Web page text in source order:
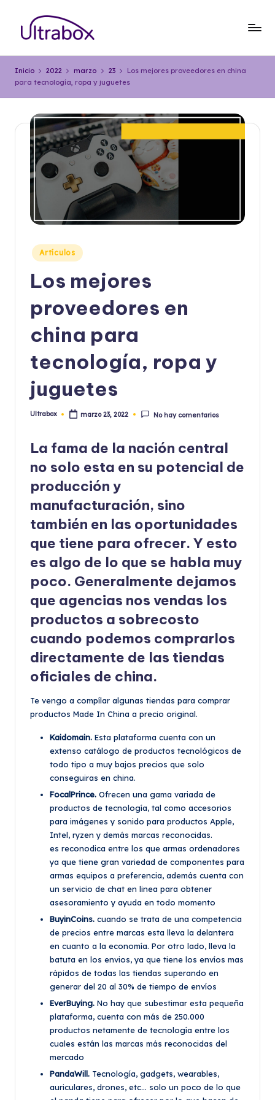
Saltar
contenido
l
o
U
lt
b
Inicio 2022 marzo 23
Los mejores proveedores en china
para tecnología, ropa y juguetes
Publicado
en
Artículos
Los mejores
proveedores en
china para
tecnología, ropa y
juguetes
Publicado
Ultrabox marzo 23, 2022 No hay comentarios
La fama de la nación central
no solo esta en su potencial de
producción y
manufacturación, sino
también en las oportunidades
que tiene para ofrecer. Y esto
es algo de lo que se habla muy
poco. Generalmente dejamos
que agencias nos vendas los
productos a sobrecosto
cuando podemos comprarlos
directamente de las tiendas
oficiales de china.
Te vengo a compílar algunas tiendas para comprar
productos Made In China a precio original.
Kaidomain. Esta plataforma cuenta con un
extenso catálogo de productos tecnológicos de
todo tipo a muy bajos precios que solo
conseguiras en china.
FocalPrince. Ofrecen una gama variada de
productos de tecnología, tal como accesorios
para imágenes y sonido para productos Apple,
Intel, ryzen y demás marcas reconocidas.
es reconodica entre los que armas ordenadores
ya que tiene gran variedad de componentes para
armas equipos a preferencia, además cuenta con
un servicio de chat en linea para obtener
asesoramiento y ayuda en todo momento
BuyinCoins. cuando se trata de una competencia
de precios entre marcas esta lleva la delantera
en cuanto a la economía. Por otro lado, lleva la
batuta en los envios, ya que tiene los envíos mas
rápidos de todas las tiendas superando en
generar del 20 al 30% de tiempo de envíos
EverBuying. No hay que subestimar esta pequeña
plataforma, cuenta con más de 250.000
productos netamente de tecnología entre los
cuales están las marcas más reconocidas del
mercado
PandaWill. Tecnología, gadgets, wearables,
auriculares, drones, etc… solo un poco de lo que